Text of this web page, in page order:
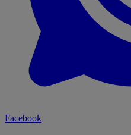
Facebook